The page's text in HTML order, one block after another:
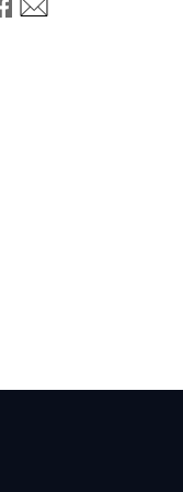
LinkedIn
sur Mastodon
sur Bluesky
Partager sur